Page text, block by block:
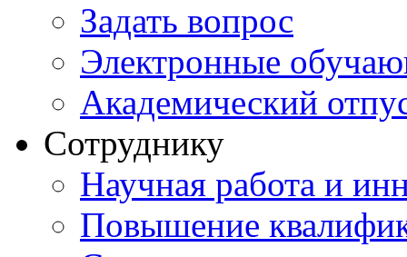
Задать вопрос
Электронные
Академический
Сотруднику
Научная работа и
Повышение